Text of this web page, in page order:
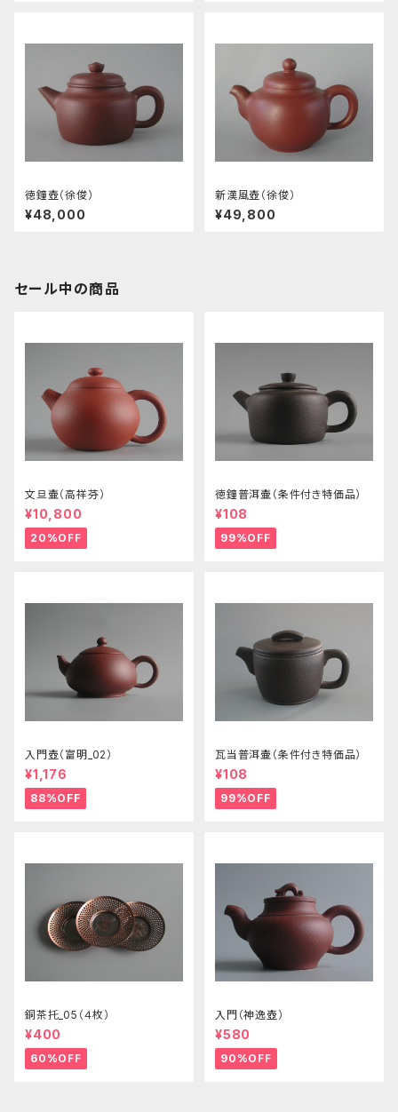
徳鐘壺（徐俊）
¥48,000
新漢風壺（徐俊）
¥49,800
セール中の商品
文旦壷（高祥芬）
¥10,800
20%OFF
徳鐘普洱壷（条件付き特価品）
¥108
99%OFF
入門壺（富明_02）
¥1,176
88%OFF
瓦当普洱壷（条件付き特価品）
¥108
99%OFF
銅茶托_05（４枚）
¥400
60%OFF
入門（神逸壺）
¥580
90%OFF